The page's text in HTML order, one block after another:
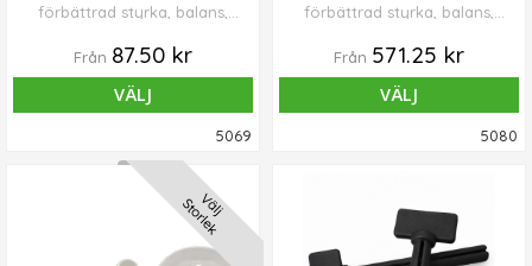
förbättrad styrka, balans,
Från 87.50 kr
VÄLJ
5069
förbättrad styrka, balans,
Från 571.25 kr
VÄLJ
5080
Välj
Storlek